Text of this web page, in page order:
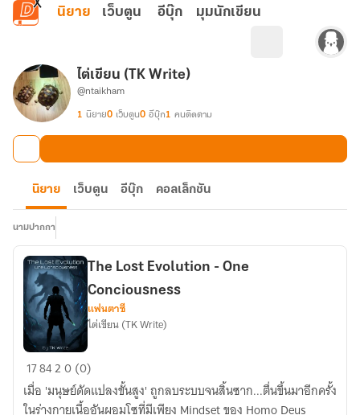
ข้ามไปยังเนื้อหาหลัก
นิยาย เว็บตูน อีบุ๊ก มุมนักเขียน
ไต่เขียน (TK Write)
@ntaikham
1 นิยาย0 เว็บตูน0 อีบุ๊ก1 คนติดตาม
นิยาย เว็บตูน อีบุ๊ก คอลเล็กชัน
นามปากกา
The
Lost
Evolution
The Lost Evolution - One
Conciousness
แฟนตาซี
ไต่เขียน (TK Write)
178420 (0)
เมื่อ 'มนุษย์ดัดแปลงขั้นสูง' ถูกลบระบบจนสิ้นซาก...ตื่นขึ้นมาอีกครั้ง
ในร่างกายเนื้ออันผอมโซที่มีเพียง Mindset ของ Homo Deus